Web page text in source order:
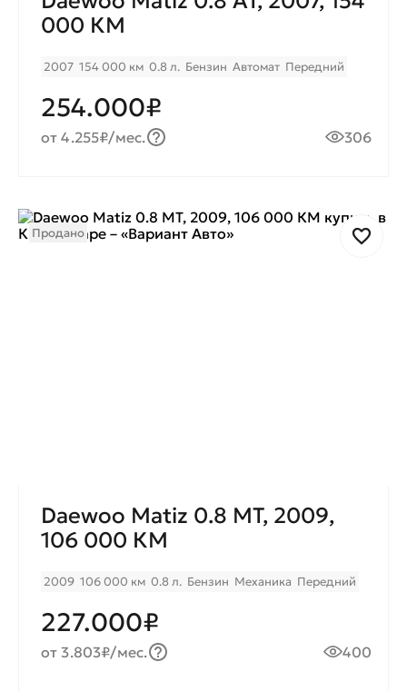
000 КМ
2007 154 000 км 0.8 л. Бензин Автомат Передний
254.000₽
от 4.255₽/мес. 306
Продано
Daewoo Matiz 0.8 МT, 2009,
106 000 КМ
2009 106 000 км 0.8 л. Бензин Механика Передний
227.000₽
от 3.803₽/мес. 400